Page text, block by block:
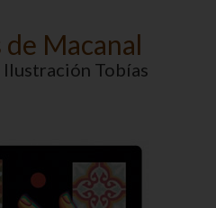
de Macanal
Tobías